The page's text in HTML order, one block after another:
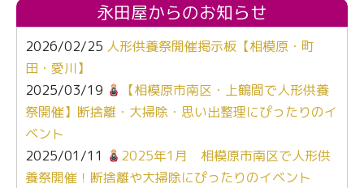
永田屋からのお知らせ
2026/02/25 人形供養祭開催掲示板【相模原・町
田・愛川】
2025/03/19
【相模原市南区・上鶴間で人形供養
祭開催】断捨離・大掃除・思い出整理にぴったりのイ
ベント
2025/01/11
2025年1月 相模原市南区で人形供
養祭開催！断捨離や大掃除にぴったりのイベント